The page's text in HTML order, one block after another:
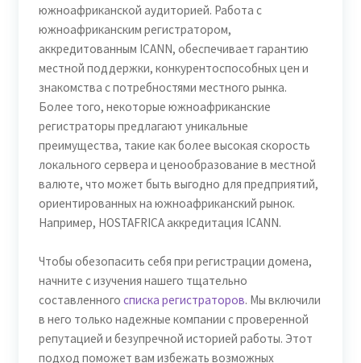
южноафриканской аудиторией. Работа с
южноафриканским регистратором,
аккредитованным ICANN, обеспечивает гарантию
местной поддержки, конкурентоспособных цен и
знакомства с потребностями местного рынка.
Более того, некоторые южноафриканские
регистраторы предлагают уникальные
преимущества, такие как более высокая скорость
локального сервера и ценообразование в местной
валюте, что может быть выгодно для предприятий,
ориентированных на южноафриканский рынок.
Например, HOSTAFRICA аккредитация ICANN.
Чтобы обезопасить себя при регистрации домена,
начните с изучения нашего тщательно
составленного списка регистраторов. Мы включили
в него только надежные компании с проверенной
репутацией и безупречной историей работы. Этот
подход поможет вам избежать возможных